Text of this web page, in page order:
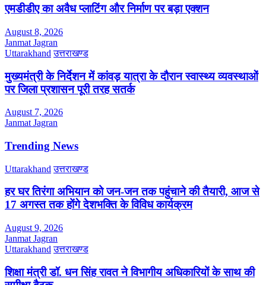
एमडीडीए का अवैध प्लाटिंग और निर्माण पर बड़ा एक्शन
August 8, 2026
Janmat Jagran
Uttarakhand उत्तराखण्ड
मुख्यमंत्री के निर्देशन में कांवड़ यात्रा के दौरान स्वास्थ्य व्यवस्थाओं
पर जिला प्रशासन पूरी तरह सतर्क
August 7, 2026
Janmat Jagran
Trending News
Uttarakhand उत्तराखण्ड
हर घर तिरंगा अभियान को जन-जन तक पहुंचाने की तैयारी, आज से
17 अगस्त तक होंगे देशभक्ति के विविध कार्यक्रम
August 9, 2026
Janmat Jagran
Uttarakhand उत्तराखण्ड
शिक्षा मंत्री डॉ. धन सिंह रावत ने विभागीय अधिकारियों के साथ की